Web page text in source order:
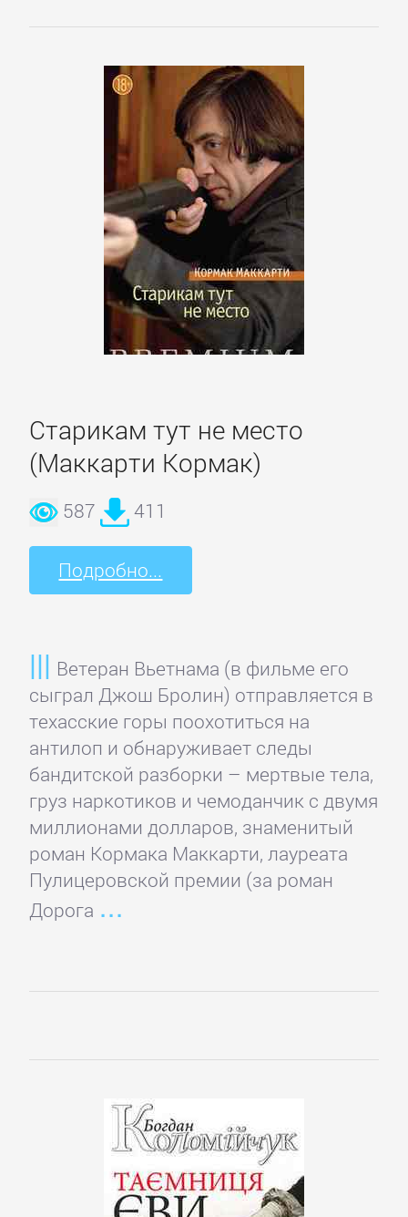
Старикам тут не место
(Маккарти Кормак)
587 411
Подробно...
Ветеран Вьетнама (в фильме его
сыграл Джош Бролин) отправляется в
техасские горы поохотиться на
антилоп и обнаруживает следы
бандитской разборки – мертвые тела,
груз наркотиков и чемоданчик с двумя
миллионами долларов, знаменитый
роман Кормака Маккарти, лауреата
Пулицеровской премии (за роман
Дорога
детективы
Современные
Шпионские
детективы
ДЕТСКИЕ
КНИГИ
Детская
фантастика
Детские
детективы
приключения
Детские
стихи
Зарубежные
детские
книги
Книги
прочее
литература
ДОМАШНИЙ